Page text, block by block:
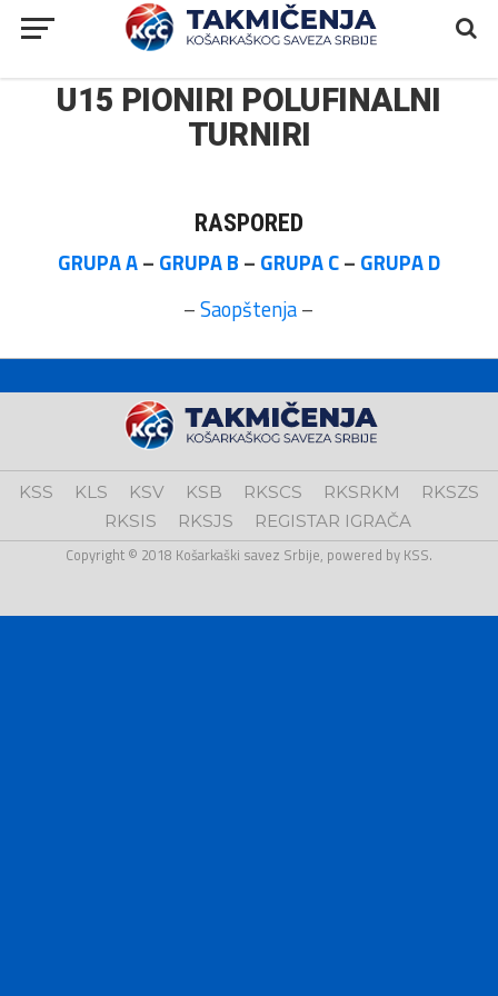
U15 PIONIRI POLUFINALNI
TURNIRI
RASPORED
GRUPA A– GRUPA B – GRUPA C– GRUPA D
–Saopštenja–
KSS KLS KSV KSB RKSCS RKSRKM
RKSZS
RKSIS
RKSJS REGISTAR IGRAČA
Copyright © 2018 Košarkaški savez Srbije, powered by KSS.